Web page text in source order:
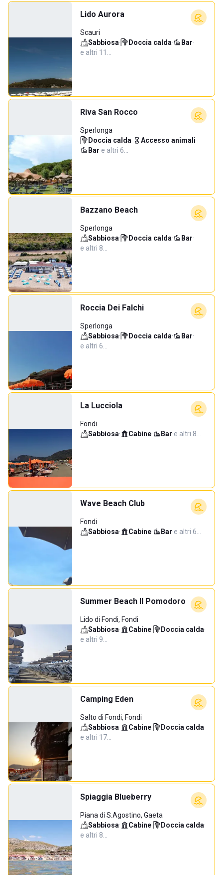
Lido Aurora
Scauri
Sabbiosa· Doccia calda· Bar·
e altri 11…
Riva San Rocco
Sperlonga
Doccia calda· Accesso animali·
Bar·e altri 6…
Bazzano Beach
Sperlonga
Sabbiosa· Doccia calda· Bar·
e altri 8…
Roccia Dei Falchi
Sperlonga
Sabbiosa· Doccia calda· Bar·
e altri 6…
La Lucciola
Fondi
Sabbiosa· Cabine· Bar·e altri 8…
Wave Beach Club
Fondi
Sabbiosa· Cabine· Bar·e altri 6…
Summer Beach Il Pomodoro
Lido di Fondi, Fondi
Sabbiosa· Cabine· Doccia calda·
e altri 9…
Camping Eden
Salto di Fondi, Fondi
Sabbiosa· Cabine· Doccia calda·
e altri 17…
Spiaggia Blueberry
Piana di S.Agostino, Gaeta
Sabbiosa· Cabine· Doccia calda·
e altri 8…